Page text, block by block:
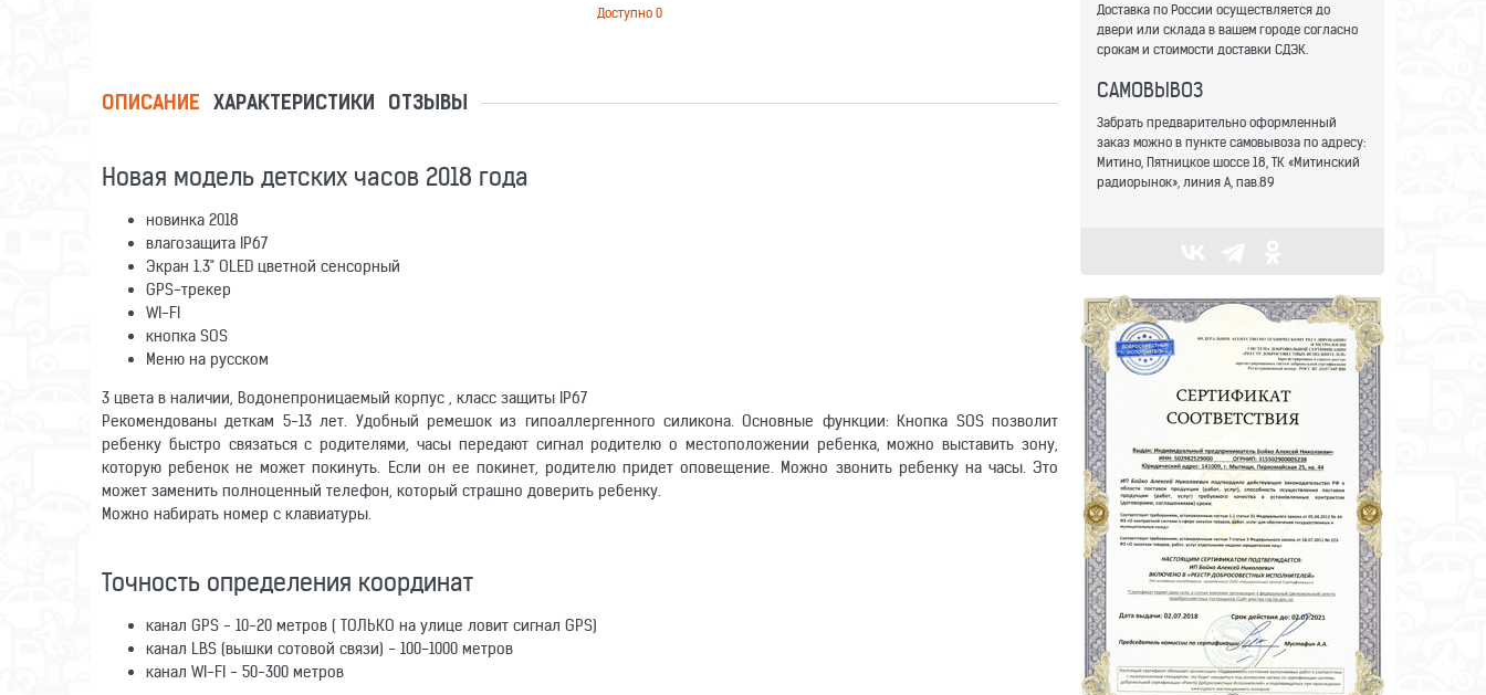
Доступно 0
ОПИСАНИЕ ХАРАКТЕРИСТИКИ ОТЗЫВЫ
Новая модель детских часов 2018 года
новинка 2018
влагозащита IP67
Экран 1.3" OLED цветной сенсорный
GPS-трекер
WI-FI
кнопка SOS
Меню на русском
3 цвета в наличии, Водонепроницаемый корпус , класс защиты IP67
Рекомендованы деткам 5-13 лет. Удобный ремешок из гипоаллергенного силикона. Основные функции: Кнопка SOS позволит
ребенку быстро связаться с родителями, часы передают сигнал родителю о местоположении ребенка, можно выставить зону,
которую ребенок не может покинуть. Если он ее покинет, родителю придет оповещение. Можно звонить ребенку на часы. Это
может заменить полноценный телефон, который страшно доверить ребенку.
Можно набирать номер с клавиатуры.
Точность определения координат
канал GPS - 10-20 метров ( ТОЛЬКО на улице ловит сигнал GPS)
канал LBS (вышки сотовой связи) - 100-1000 метров
канал WI-FI - 50-300 метров
Доставка по России осуществляется до
двери или склада в вашем городе согласно
срокам и стоимости доставки СДЭК.
САМОВЫВОЗ
Забрать предварительно оформленный
заказ можно в пункте самовывоза по адресу:
Митино, Пятницкое шоссе 18, ТК «Митинский
радиорынок», линия А, пав.89